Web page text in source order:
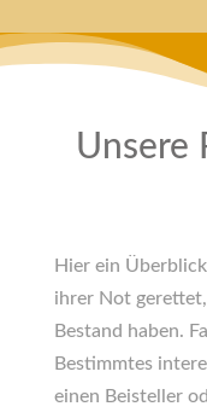
Unsere
Hier ein
ihrer Not
Bestand haben.
Bestimmtes
einen Beisteller